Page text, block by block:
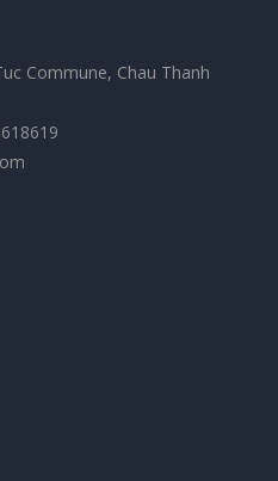
Commune, Chau Thanh